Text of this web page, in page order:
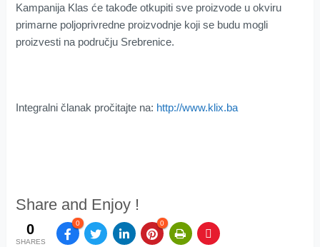
Kampanija Klas će takođe otkupiti sve proizvode u okviru
primarne poljoprivredne proizvodnje koji se budu mogli
proizvesti na području Srebrenice.
Integralni članak pročitajte na: http://www.klix.ba
Share and Enjoy !
0
SHARES
0 0